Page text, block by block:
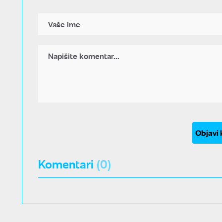
Objavi
Komentari (0)